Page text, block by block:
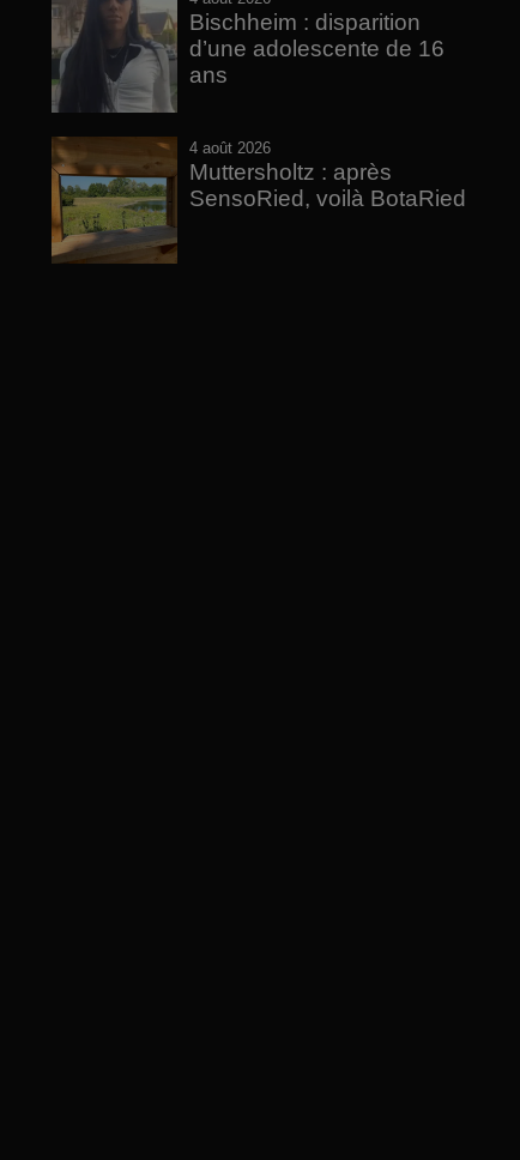
Bischheim : disparition
d’une adolescente de 16
ans
4 août 2026
Muttersholtz : après
SensoRied, voilà BotaRied